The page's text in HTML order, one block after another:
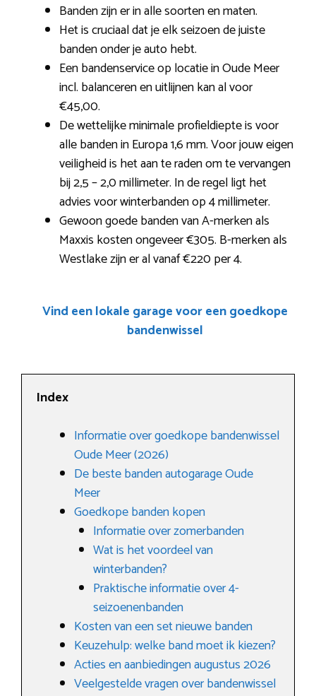
Banden zijn er in alle soorten en maten.
Het is cruciaal dat je elk seizoen de juiste
banden onder je auto hebt.
Een bandenservice op locatie in Oude Meer
incl. balanceren en uitlijnen kan al voor
€45,00.
De wettelijke minimale profieldiepte is voor
alle banden in Europa 1,6 mm. Voor jouw eigen
veiligheid is het aan te raden om te vervangen
bij 2,5 – 2,0 millimeter. In de regel ligt het
advies voor winterbanden op 4 millimeter.
Gewoon goede banden van A-merken als
Maxxis kosten ongeveer €305. B-merken als
Westlake zijn er al vanaf €220 per 4.
Vind een lokale garage voor een goedkope
bandenwissel
Index
Informatie over goedkope bandenwissel
Oude Meer (2026)
De beste banden autogarage Oude
Meer
Goedkope banden kopen
Informatie over zomerbanden
Wat is het voordeel van
winterbanden?
Praktische informatie over 4-
seizoenenbanden
Kosten van een set nieuwe banden
Keuzehulp: welke band moet ik kiezen?
Acties en aanbiedingen augustus 2026
Veelgestelde vragen over bandenwissel